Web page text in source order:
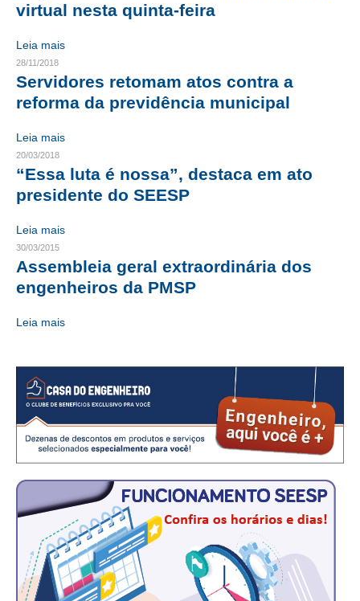
LEI 4.950-A/1966 – PISO SALARIAL
LEI 6.496/1977 – ART
RES 1.002/2002 – CÓDIGO DE ÉTICA
PISO SALARIAL
FIQUE POR DENTRO
OPORTUNIDADES
EMPREGO E ESTÁGIO
CARREIRA
AUTÔNOMOS E SERVIÇOS
NEWSLETTER
GUIA DAS ENGENHARIAS
CONTATO
CURSOS
virtual nesta quinta-feira
Leia mais
28/11/2018
Servidores retomam atos contra a
reforma da previdência municipal
Leia mais
20/03/2018
“Essa luta é nossa”, destaca em ato
presidente do SEESP
Leia mais
30/03/2015
Assembleia geral extraordinária dos
engenheiros da PMSP
Leia mais